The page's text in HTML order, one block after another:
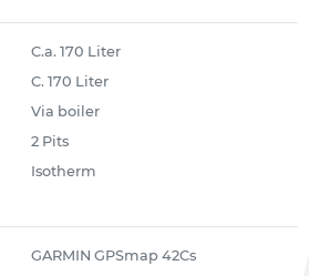
C.a. 170 Liter
C. 170 Liter
Via boiler
2 Pits
Isotherm
GARMIN GPSmap 42Cs